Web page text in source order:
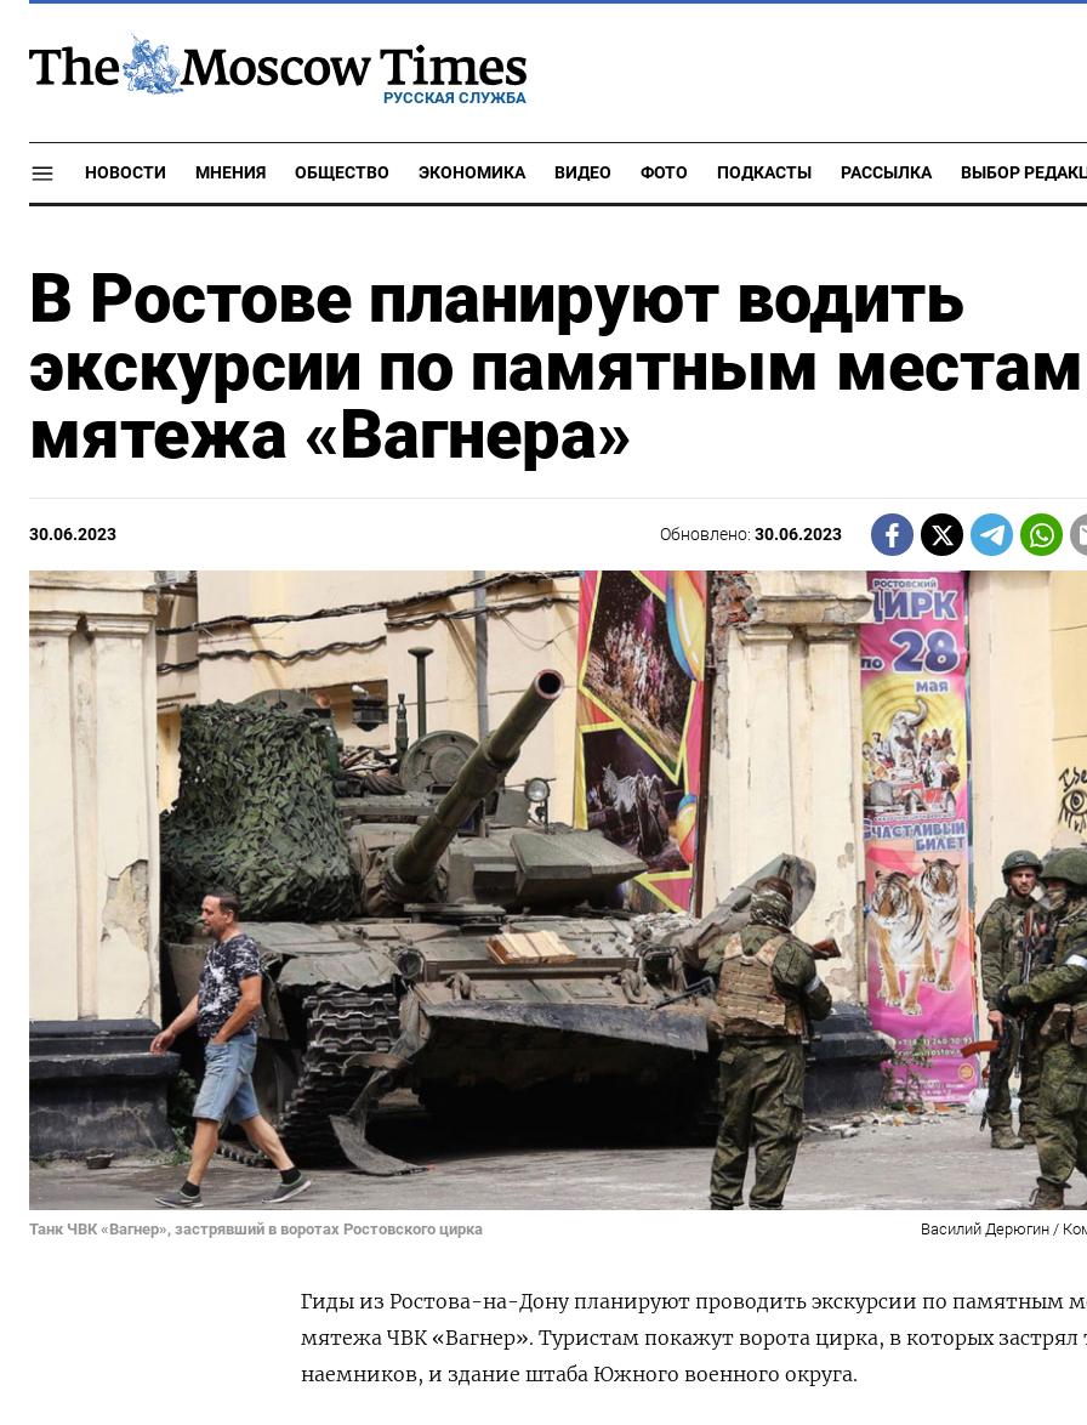
РУССКАЯ СЛУЖБА
НОВОСТИ МНЕНИЯ ОБЩЕСТВО ЭКОНОМИКА ВИДЕО ФОТО ПОДКАСТЫ РАССЫЛКА ВЫБОР
В Ростове планируют водить
экскурсии по памятным местам
мятежа «Вагнера»
30.06.2023 Обновлено:30.06.2023
Танк ЧВК «Вагнер», застрявший в воротах Ростовского цирка Василий Дерюгин /
Гиды из Ростова-на-Дону планируют проводить экскурсии по памятным
мятежа ЧВК «Вагнер». Туристам покажут ворота цирка, в которых застрял
наемников, и здание штаба Южного военного округа.